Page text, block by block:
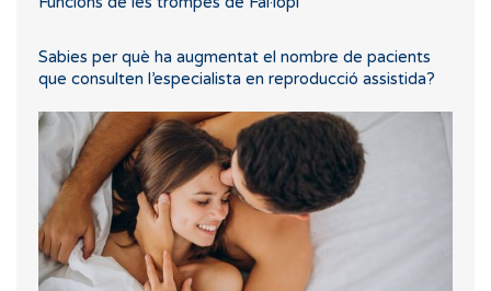
Sabies per què ha augmentat el nombre de pacients
que consulten l’especialista en reproducció assistida?